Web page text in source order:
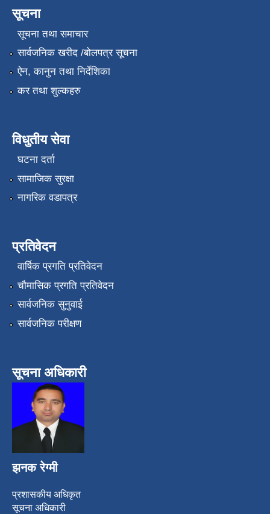
सूचना
सूचना तथा समाचार
सार्वजनिक खरीद /बोलपत्र सूचना
ऐन, कानुन तथा निर्देशिका
कर तथा शुल्कहरु
विधुतीय सेवा
घटना दर्ता
सामाजिक सुरक्षा
नागरिक वडापत्र
प्रतिवेदन
वार्षिक प्रगति प्रतिवेदन
चौमासिक प्रगति प्रतिवेदन
सार्वजनिक सुनुवाई
सार्वजनिक परीक्षण
सूचना अधिकारी
झनक रेग्मी
प्रशासकीय अधिकृत
सूचना अधिकारी